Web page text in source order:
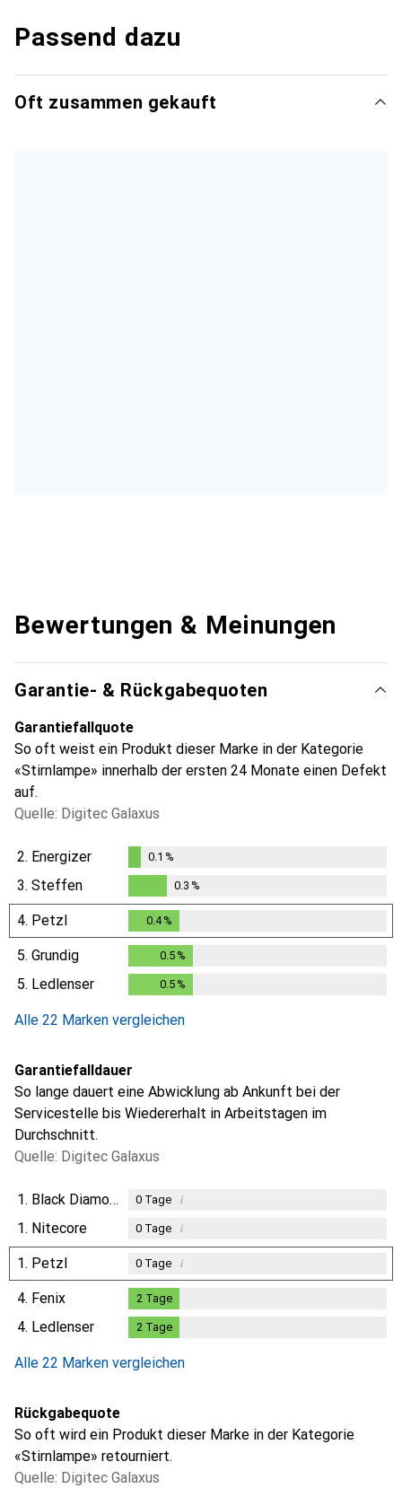
Passend dazu
Oft zusammen gekauft
Bewertungen & Meinungen
Garantie- & Rückgabequoten
Garantiefallquote
So oft weist ein Produkt dieser Marke in der Kategorie
«Stirnlampe» innerhalb der ersten 24 Monate einen Defekt
auf.
Quelle: Digitec Galaxus
2. Energizer
%
0.1 %
3. Steffen
0.3%
0.3 %
4. Petzl 0.4%
5. Grundig 0.5%
5. Ledlenser 0.5%
Alle 22 Marken vergleichen
Garantiefalldauer
So lange dauert eine Abwicklung ab Ankunft bei der
Servicestelle bis Wiedererhalt in Arbeitstagen im
Durchschnitt.
Quelle: Digitec Galaxus
1. Black Diamond 0Tage i
1. Nitecore 0Tage i
1. Petzl 0Tage i
4. Fenix 2 Tage
4. Ledlenser 2 Tage
Alle 22 Marken vergleichen
Rückgabequote
So oft wird ein Produkt dieser Marke in der Kategorie
«Stirnlampe» retourniert.
Quelle: Digitec Galaxus